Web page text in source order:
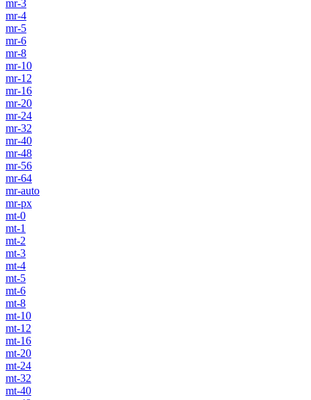
mr-3
mr-4
mr-5
mr-6
mr-8
mr-10
mr-12
mr-16
mr-20
mr-24
mr-32
mr-40
mr-48
mr-56
mr-64
mr-auto
mr-px
mt-0
mt-1
mt-2
mt-3
mt-4
mt-5
mt-6
mt-8
mt-10
mt-12
mt-16
mt-20
mt-24
mt-32
mt-40